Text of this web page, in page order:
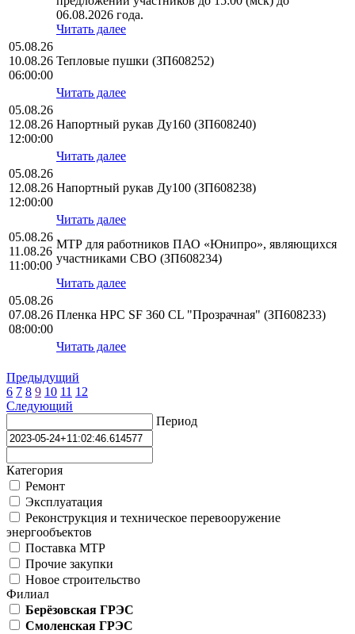
06.08.2026 года.
Читать далее
05.08.26
10.08.26
06:00:00
Тепловые пушки (ЗП608252)
Читать далее
05.08.26
12.08.26
12:00:00
Напортный рукав Ду160 (ЗП608240)
Читать далее
05.08.26
12.08.26
12:00:00
Напортный рукав Ду100 (ЗП608238)
Читать далее
05.08.26
11.08.26
11:00:00
МТР для работников ПАО «Юнипро», являющихся
участниками СВО (ЗП608234)
Читать далее
05.08.26
07.08.26
08:00:00
Пленка HPС SF 360 CL "Прозрачная" (ЗП608233)
Читать далее
Предыдущий
6 7 8 9 10 11 12
Следующий
Период
Категория
Ремонт
Эксплуатация
Реконструкция и техническое перевооружение
энергообъектов
Поставка МТР
Прочие закупки
Новое строительство
Филиал
Берёзовская ГРЭС
Смоленская ГРЭС